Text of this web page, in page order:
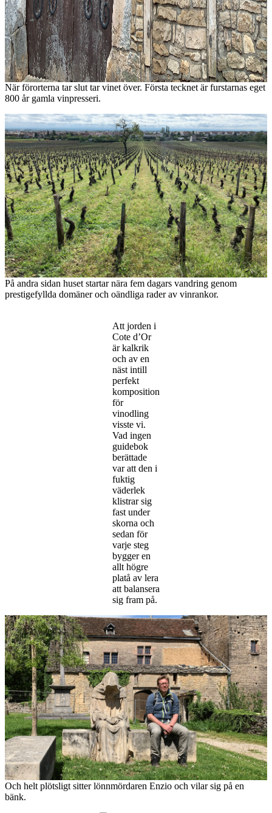
När förorterna tar slut tar vinet över. Första tecknet är furstarnas eget
800 år gamla vinpresseri.
På andra sidan huset startar nära fem dagars vandring genom
prestigefyllda domäner och oändliga rader av vinrankor.
Att jorden i
Cote d’Or
är kalkrik
och av en
näst intill
perfekt
komposition
för
vinodling
visste vi.
Vad ingen
guidebok
berättade
var att den i
fuktig
väderlek
klistrar sig
fast under
skorna och
sedan för
varje steg
bygger en
allt högre
platå av lera
att balansera
sig fram på.
Och helt plötsligt sitter lönnmördaren Enzio och vilar sig på en
bänk.